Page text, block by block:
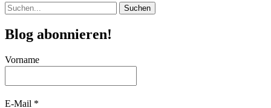
Suchen
nach:
Blog abonnieren!
Vorname
E-Mail *